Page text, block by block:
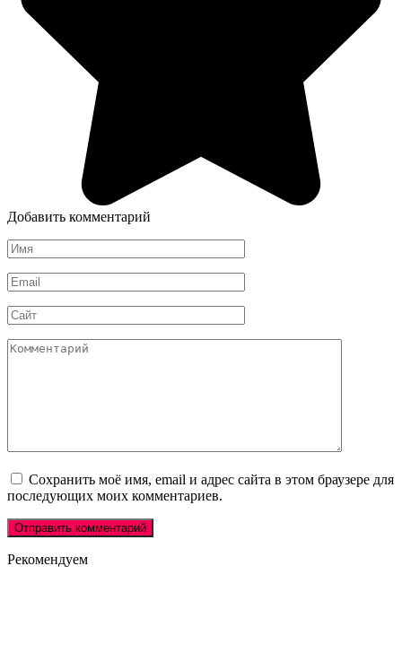
Добавить комментарий
Имя
Email
Сайт
Комментарий
Сохранить моё имя, email и адрес сайта в этом браузере для
последующих моих комментариев.
Рекомендуем